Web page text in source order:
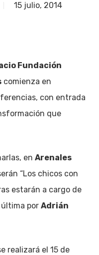
15 julio, 2014
Fundación
comienza en
con entrada
que
en Arenales
“Los chicos con
estarán a cargo de
última por Adrián
realizará el 15 de